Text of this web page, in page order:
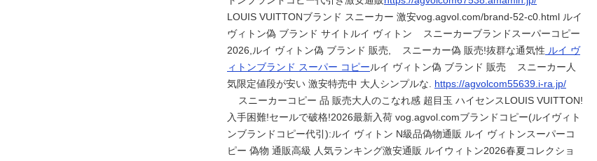
LOUIS VUITTONブランド スニーカー 激安vog.agvol.com/brand-52-c0.html ルイ
ヴィトン偽 ブランド サイトルイ ヴィトン スニーカーブランドスーパーコピー
2026,ルイ ヴィトン偽 ブランド 販売, スニーカー偽 販売!抜群な通気性 ルイ ヴ
ィトンブランド スーパー コピールイ ヴィトン偽 ブランド 販売 スニーカー人
気限定値段が安い 激安特売中 大人シンプルな. https://agvolcom55639.i-ra.jp/
スニーカーコピー 品 販売大人のこなれ感 超目玉 ハイセンスLOUIS VUITTON!
入手困難!セールで破格!2026最新入荷 vog.agvol.comブランドコピー(ルイヴィト
ンブランドコピー代引):ルイ ヴィトン N級品偽物通販 ルイ ヴィトンスーパーコ
ピー 偽物 通販高級 人気ランキング激安通販 ルイウィトン2026春夏コレクショ